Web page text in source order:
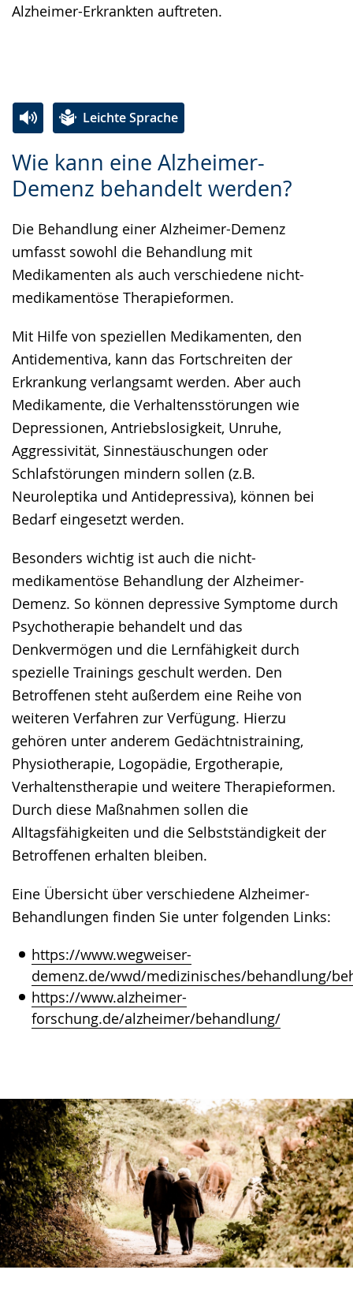
Alzheimer-Erkrankten auftreten.
Wie kann eine Alzheimer-
Demenz behandelt werden?
Die Behandlung einer Alzheimer-Demenz
umfasst sowohl die Behandlung mit
Medikamenten als auch verschiedene nicht-
medikamentöse Therapieformen.
Mit Hilfe von speziellen Medikamenten, den
Antidementiva, kann das Fortschreiten der
Erkrankung verlangsamt werden. Aber auch
Medikamente, die Verhaltensstörungen wie
Depressionen, Antriebslosigkeit, Unruhe,
Aggressivität, Sinnestäuschungen oder
Schlafstörungen mindern sollen (z.B.
Neuroleptika und Antidepressiva), können bei
Bedarf eingesetzt werden.
Besonders wichtig ist auch die nicht-
medikamentöse Behandlung der Alzheimer-
Demenz. So können depressive Symptome durch
Psychotherapie behandelt und das
Denkvermögen und die Lernfähigkeit durch
spezielle Trainings geschult werden. Den
Betroffenen steht außerdem eine Reihe von
weiteren Verfahren zur Verfügung. Hierzu
gehören unter anderem Gedächtnistraining,
Physiotherapie, Logopädie, Ergotherapie,
Verhaltenstherapie und weitere Therapieformen.
Durch diese Maßnahmen sollen die
Alltagsfähigkeiten und die Selbstständigkeit der
Betroffenen erhalten bleiben.
Eine Übersicht über verschiedene Alzheimer-
Behandlungen finden Sie unter folgenden Links:
https://www.wegweiser-
demenz.de/wwd/medizinisches/behandlung/
https://www.alzheimer-
forschung.de/alzheimer/behandlung/
Leichte Sprache
Leichten
Sprache
Audio-
Unterstützung.
Video
in
Gebärdensprache
wird
angezeigt.